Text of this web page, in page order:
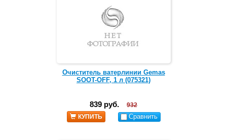
Очиститель ватерлинии Gemas
SOOT-OFF, 1 л (075321)
839 руб.
932
КУПИТЬ
Сравнить